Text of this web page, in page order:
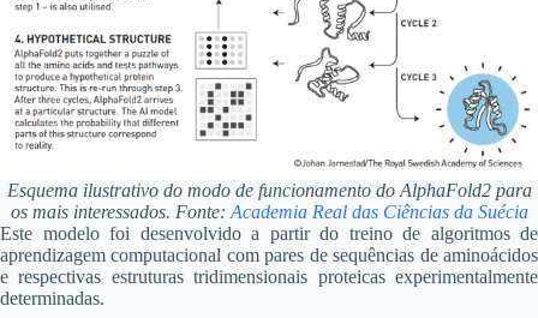
Esquema ilustrativo do modo de funcionamento do AlphaFold2 para
os mais interessados. Fonte: Academia Real das Ciências da Suécia
Este modelo foi desenvolvido a partir do treino de algoritmos de
aprendizagem computacional com pares de sequências de aminoácidos
e respectivas estruturas tridimensionais proteicas experimentalmente
determinadas.